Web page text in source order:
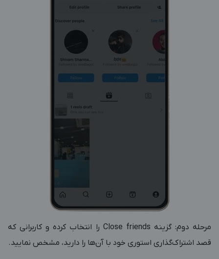
مرحله دوم: گزینه Close friends را انتخاب کرده و کاربرانی که
قصد اشتراک‌گذاری استوری خود با آن‌ها را دارید، مشخص نمایید.